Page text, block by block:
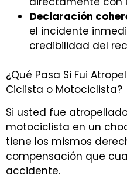
Declaración
el incidente
credibilidad del
¿Qué Pasa Si Fui
Ciclista o Motociclista?
Si usted fue
motociclista en un
tiene los mismos
compensación que
accidente.